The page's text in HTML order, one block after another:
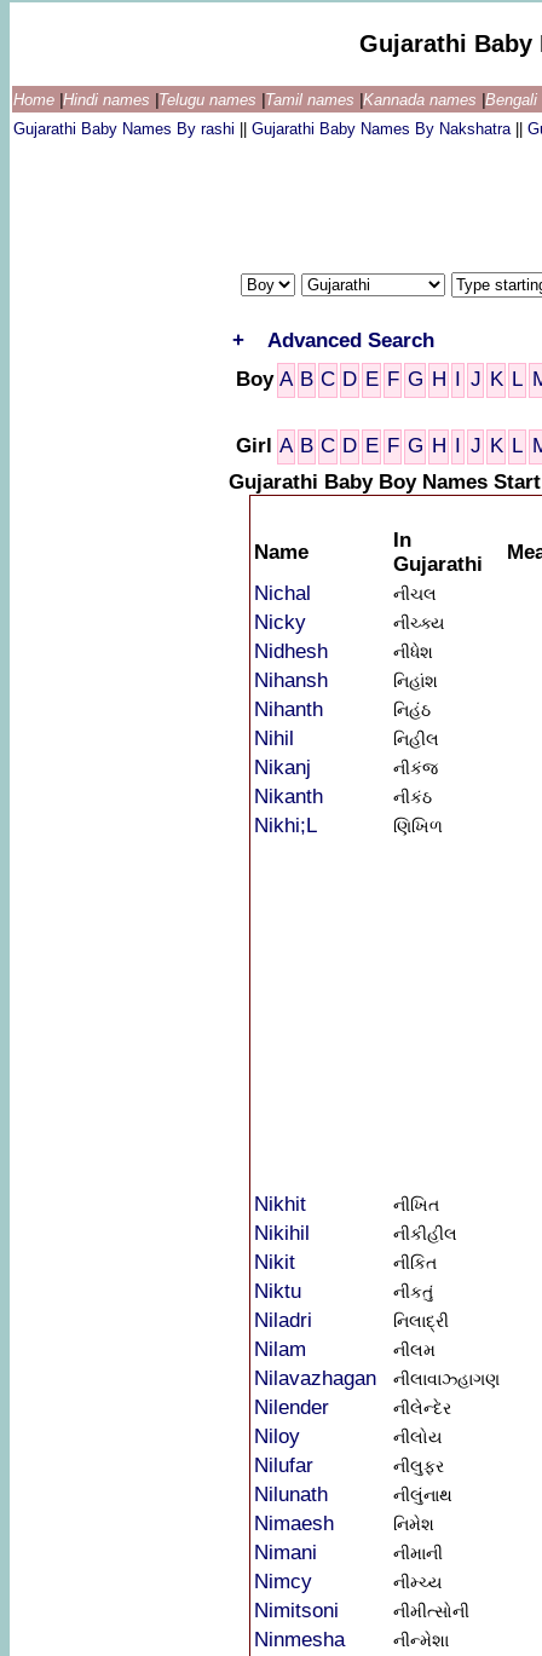
Gujarathi Baby
Home Hindi names Telugu names Tamil names Kannada names
Gujarathi Baby Names By rashi
Gujarathi Baby Names By Nakshatra
+
Advanced Search
Boy A B C D E F G H I J K L
Girl A B C D E F G H I J K L
Gujarathi Baby Boy Names
Name
In
Gujarathi
Nichal
નીચલ
Nicky નીચ્ક્ય
Nidhesh નીધેશ
Nihansh નિહાંશ
Nihanth નિહંઠ
Nihil નિહીલ
Nikanj નીકંજ
Nikanth નીકંઠ
Nikhi;L ણિખિળ
Nikhit નીખિત
Nikihil નીકીહીલ
Nikit નીકિત
Niktu નીકતું
Niladri નિલાદ્રી
Nilam નીલમ
Nilavazhagan નીલાવાઝ્હાગણ
Nilender નીલેન્દેર
Niloy નીલોય
Nilufar નીલુફર
Nilunath નીલુંનાથ
Nimaesh નિમેશ
Nimani નીમાની
Nimcy નીમ્ચ્ય
Nimitsoni નીમીત્સોની
Ninmesha નીન્મેશા